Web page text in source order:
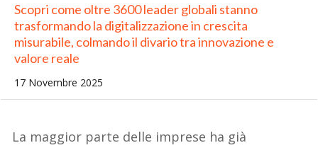
Scopri come oltre 3600 leader globali stanno
trasformando la digitalizzazione in crescita
misurabile, colmando il divario tra innovazione e
valore reale
17 Novembre 2025
La maggior parte delle imprese ha già